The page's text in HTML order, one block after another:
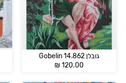
גובלן 14.862 Gobelin
₪ 120.00